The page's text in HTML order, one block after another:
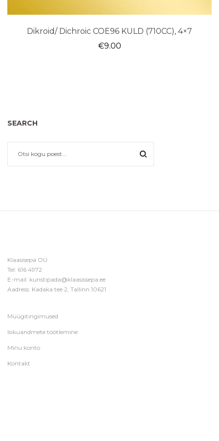
Dikroid/ Dichroic COE96 KULD (710CC), 4×7
€9.00
SEARCH
Klaasisepa OÜ
Tel: 616 4972
E-mail: kunstipada@klaasissepa.ee
Aadress: Kadaka tee 2, Tallinn 10621
Müügitingimused
Isikuandmete töötlemine
Minu konto
Kontakt